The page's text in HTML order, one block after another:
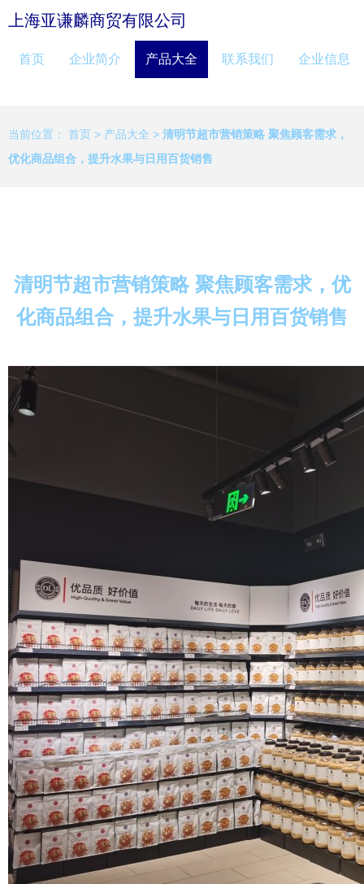
上海亚谦麟商贸有限公司
首页 企业简介 产品大全 联系我们 企业信息
当前位置： 首页 > 产品大全 > 清明节超市营销策略 聚焦顾客需求，
优化商品组合，提升水果与日用百货销售
清明节超市营销策略 聚焦顾客需求，优
化商品组合，提升水果与日用百货销售